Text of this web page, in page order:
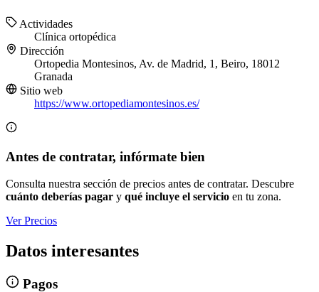
Actividades
Clínica ortopédica
Dirección
Ortopedia Montesinos, Av. de Madrid, 1, Beiro, 18012
Granada
Sitio web
https://www.ortopediamontesinos.es/
Antes de contratar, infórmate bien
Consulta nuestra sección de precios antes de contratar. Descubre
cuánto deberías pagar y qué incluye el servicio en tu zona.
Ver Precios
Datos interesantes
Pagos